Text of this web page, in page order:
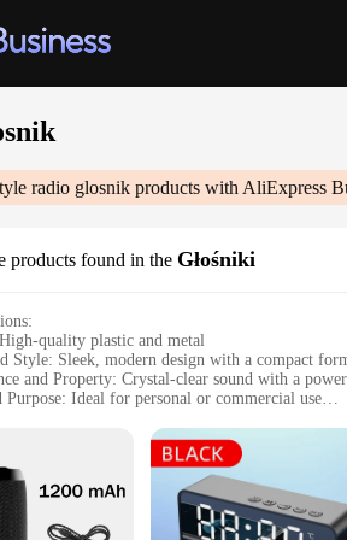
radio glosnik products with AliExpress
products found in the Głośniki
quality plastic and metal
Style: Sleek, modern design with a compact
and Property: Crystal-clear sound with a
Purpose: Ideal for personal or commercial use
or Weight or Quantity: Lightweight and
Sound Quality**
glosnik is a marvel of audio engineering,
amplified to fill any room with rich, dynamic